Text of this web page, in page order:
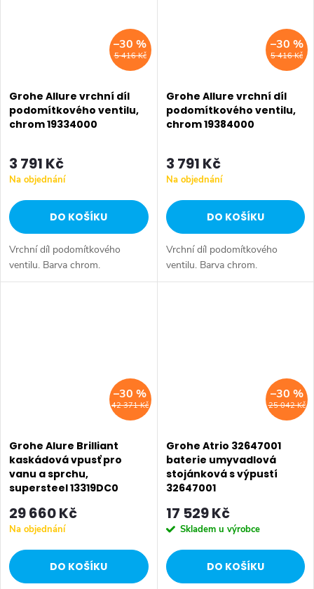
5 416 Kč
–30 %
Grohe Allure vrchní díl
podomítkového ventilu,
chrom 19334000
3 791 Kč
Na objednání
DO KOŠÍKU
Vrchní díl podomítkového
ventilu. Barva chrom.
5 416 Kč
–30 %
Grohe Allure vrchní díl
podomítkového ventilu,
chrom 19384000
3 791 Kč
Na objednání
DO KOŠÍKU
Vrchní díl podomítkového
ventilu. Barva chrom.
42 371 Kč
–30 %
Grohe Alure Brilliant
kaskádová vpusť pro
vanu a sprchu,
supersteel 13319DC0
29 660 Kč
Na objednání
DO KOŠÍKU
25 042 Kč
–30 %
Grohe Atrio 32647001
baterie umyvadlová
stojánková s výpustí
32647001
17 529 Kč
Skladem u výrobce
DO KOŠÍKU